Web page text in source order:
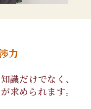
力
識だけでなく、
が求められます。